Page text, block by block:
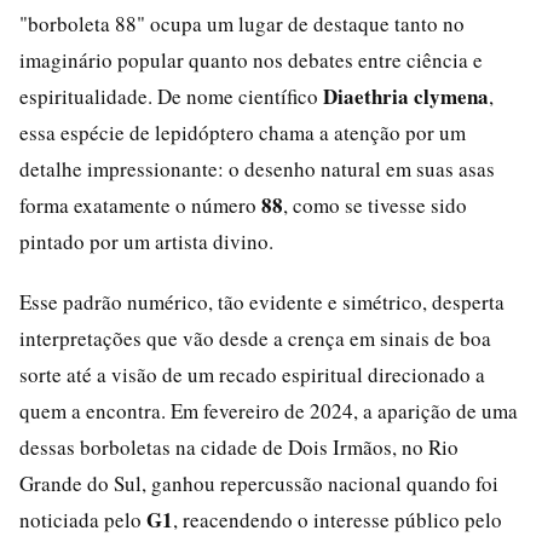
"borboleta 88" ocupa um lugar de destaque tanto no
imaginário popular quanto nos debates entre ciência e
espiritualidade. De nome científico Diaethria clymena,
essa espécie de lepidóptero chama a atenção por um
detalhe impressionante: o desenho natural em suas asas
forma exatamente o número 88, como se tivesse sido
pintado por um artista divino.
Esse padrão numérico, tão evidente e simétrico, desperta
interpretações que vão desde a crença em sinais de boa
sorte até a visão de um recado espiritual direcionado a
quem a encontra. Em fevereiro de 2024, a aparição de uma
dessas borboletas na cidade de Dois Irmãos, no Rio
Grande do Sul, ganhou repercussão nacional quando foi
noticiada pelo G1, reacendendo o interesse público pelo